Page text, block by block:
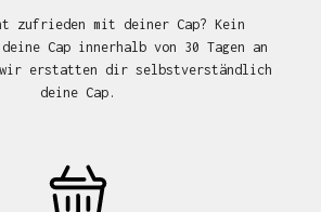
zufrieden mit deiner Cap? Kein
Cap innerhalb von 30 Tagen an
wir erstatten dir selbstverständlich
deine Cap.